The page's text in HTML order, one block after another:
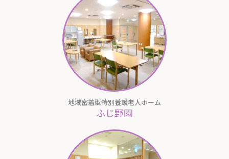
地域密着型特別養護老人ホーム
ふじ野園